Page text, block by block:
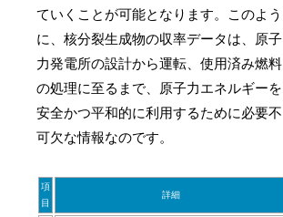
ていくことが可能となります。このよう
に、核分裂生成物の収率データは、原子
力発電所の設計から運転、使用済み燃料
の処理に至るまで、原子力エネルギーを
安全かつ平和的に利用するために必要不
可欠な情報なのです。
項
目
詳細